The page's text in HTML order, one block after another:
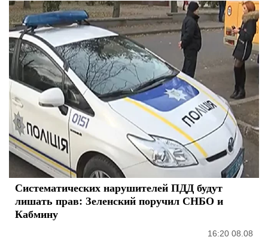
Систематических нарушителей ПДД будут
лишать прав: Зеленский поручил СНБО и
Кабмину
16:20 08.08